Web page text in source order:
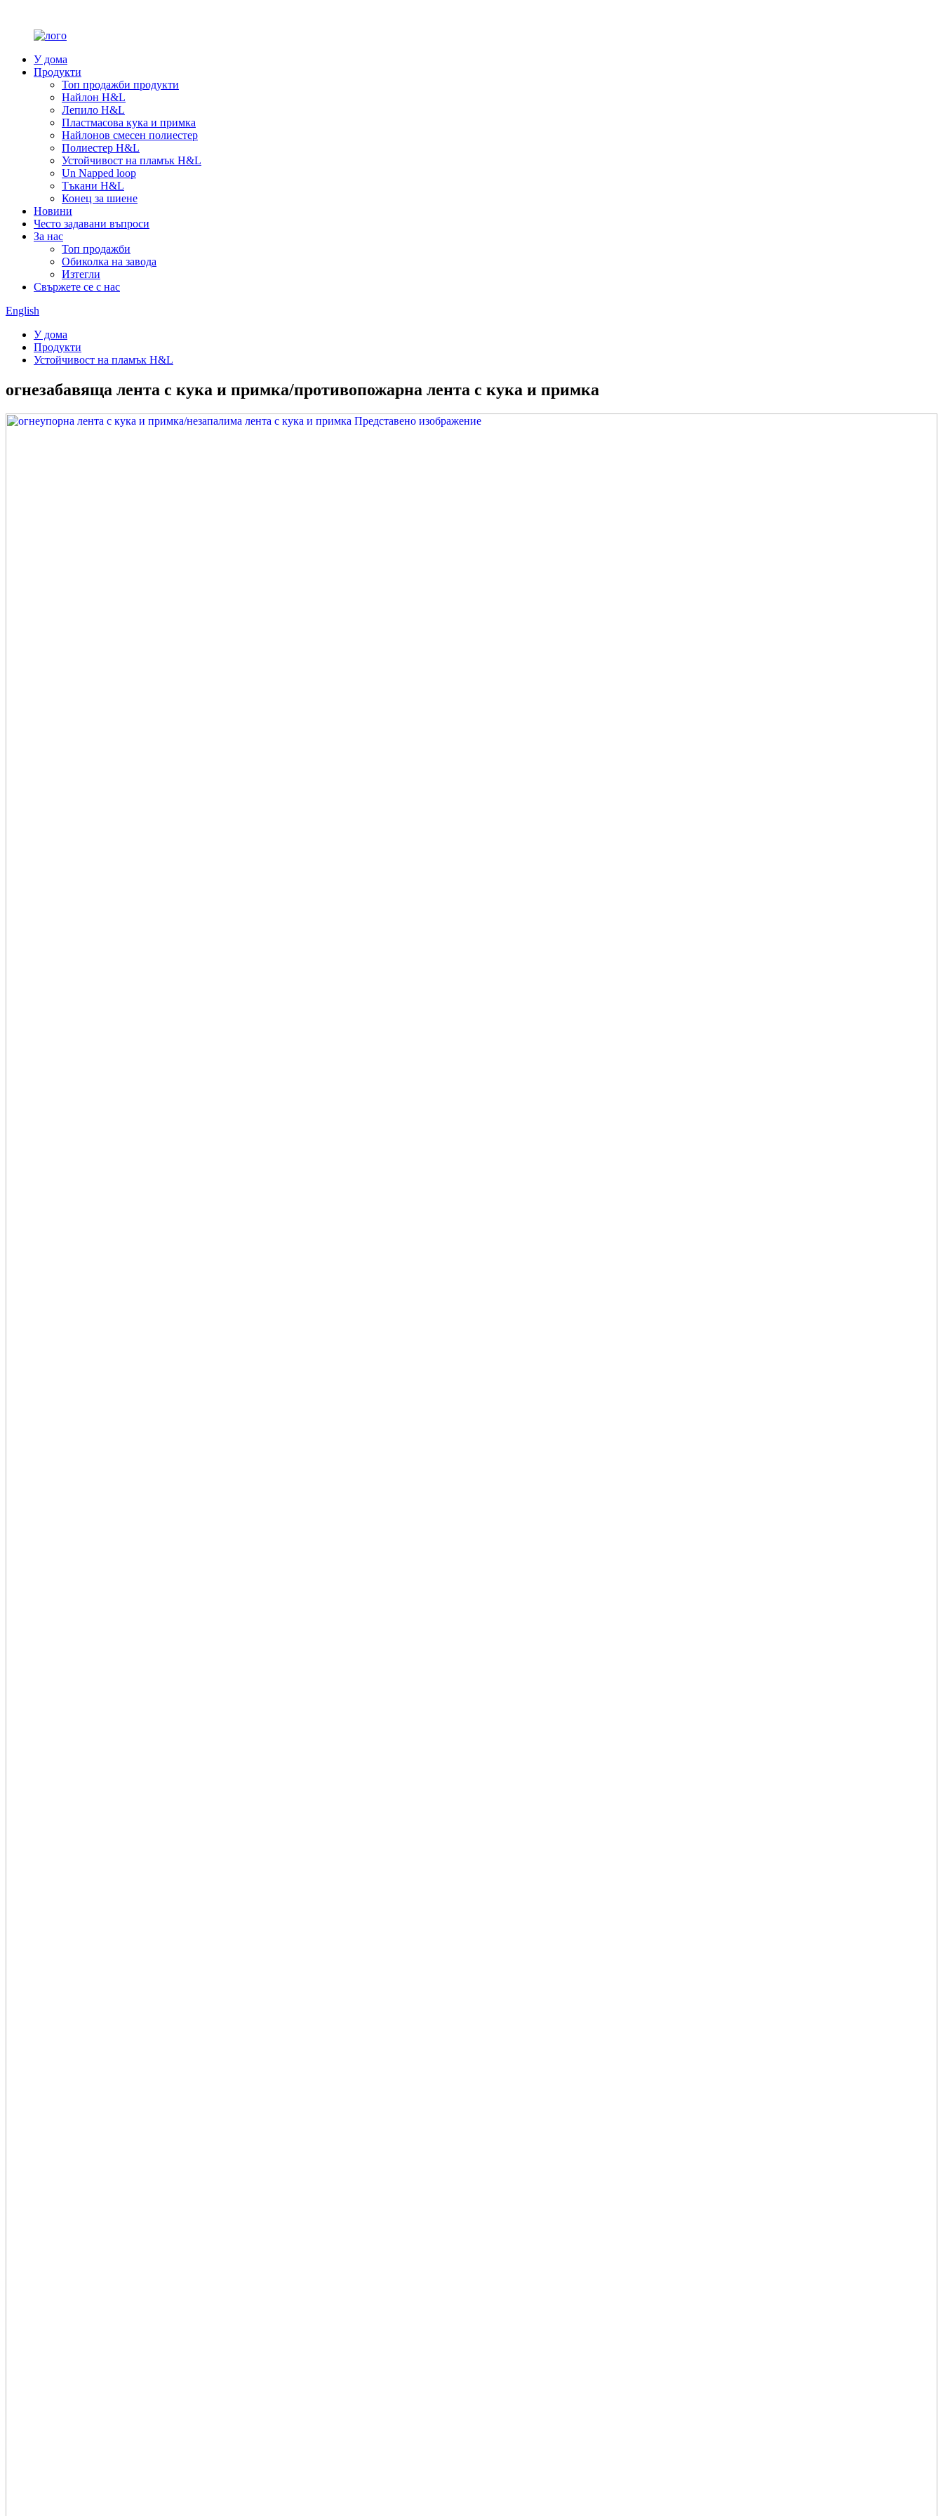
У дома
Продукти
Топ продажби продукти
Найлон H&L
Лепило H&L
Пластмасова кука и примка
Найлонов смесен полиестер
Полиестер H&L
Устойчивост на пламък H&L
Un Napped loop
Тъкани H&L
Конец за шиене
Новини
Често задавани въпроси
За нас
Топ продажби
Обиколка на завода
Изтегли
Свържете се с нас
English
У дома
Продукти
Устойчивост на пламък H&L
огнезабавяща лента с кука и примка/противопожарна лента с кука и примка